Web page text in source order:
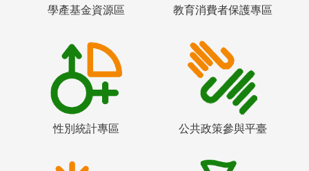
學產基金資源區 教育消費者保護專區
性別統計專區 公共政策參與平臺